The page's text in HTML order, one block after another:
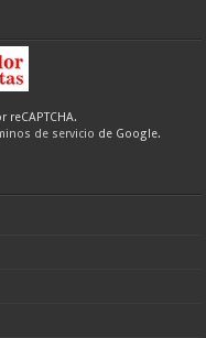
de servicio de Google.